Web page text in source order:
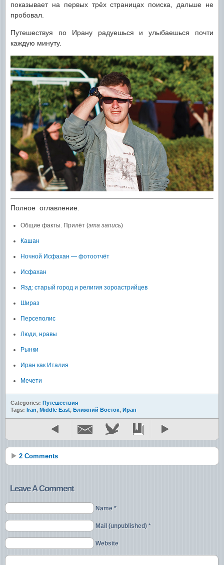
показывает на первых трёх страницах поиска, дальше не
пробовал.
Путешествуя по Ирану радуешься и улыбаешься почти
каждую минуту.
Полное оглавление.
Общие факты. Прилёт (эта запись)
Кашан
Ночной Исфахан — фотоотчёт
Исфахан
Язд: старый город и религия зороастрийцев
Шираз
Персеполис
Люди, нравы
Рынки
Иран как Италия
Мечети
Categories: Путешествия
Tags: Iran, Middle East, Ближний Восток, Иран
2 Comments
Leave A Comment
Name *
Mail (unpublished) *
Website